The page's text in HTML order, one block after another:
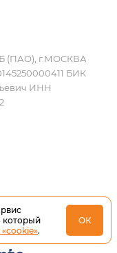
(ПАО), г.МОСКВА
БИК
ИНН
который
.
ОК